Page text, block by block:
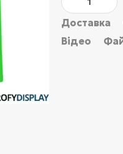
Доставка
Відео